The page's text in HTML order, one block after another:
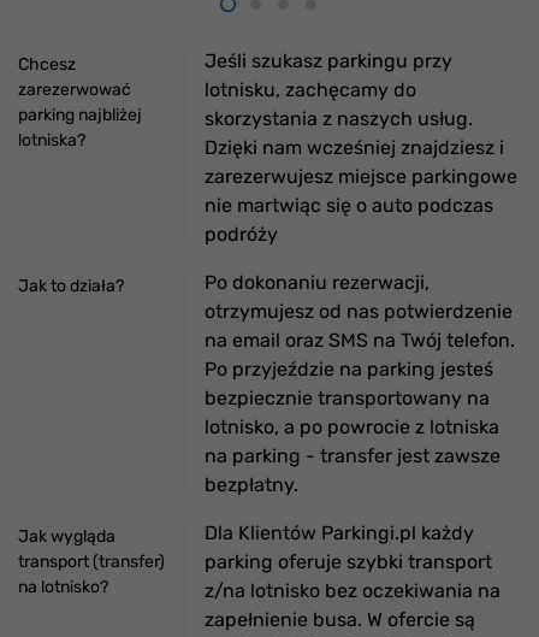
Chcesz
zarezerwować
parking najbliżej
lotniska?
Jeśli szukasz parkingu przy
lotnisku, zachęcamy do
skorzystania z naszych usług.
Dzięki nam wcześniej znajdziesz i
zarezerwujesz miejsce parkingowe
nie martwiąc się o auto podczas
podróży
Jak to działa?
Po dokonaniu rezerwacji,
otrzymujesz od nas potwierdzenie
na email oraz SMS na Twój telefon.
Po przyjeździe na parking jesteś
bezpiecznie transportowany na
lotnisko, a po powrocie z lotniska
na parking - transfer jest zawsze
bezpłatny.
Jak wygląda
transport (transfer)
na lotnisko?
Dla Klientów Parkingi.pl każdy
parking oferuje szybki transport
z/na lotnisko bez oczekiwania na
zapełnienie busa. W ofercie są